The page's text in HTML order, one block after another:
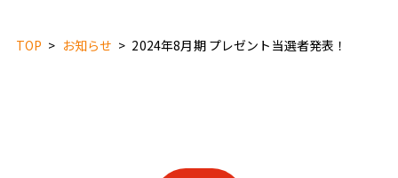
TOP お知らせ 2024年8月期 プレゼント当選者発表！